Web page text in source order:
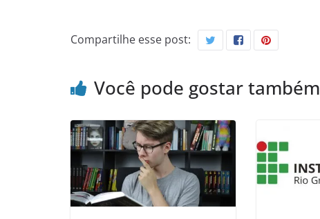
Compartilhe esse post:
Você pode gostar também